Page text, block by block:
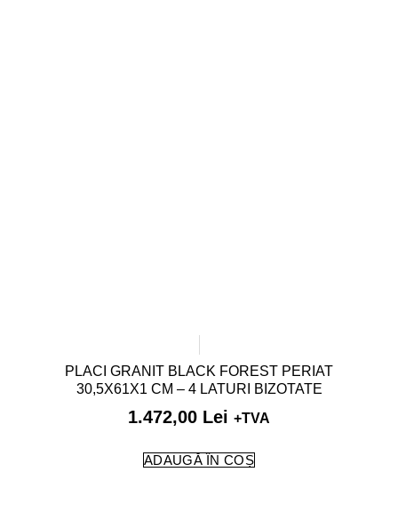
PLACI GRANIT BLACK FOREST PERIAT
30,5X61X1 CM – 4 LATURI BIZOTATE
1.472,00 Lei +TVA
ADAUGĂ ÎN COȘ